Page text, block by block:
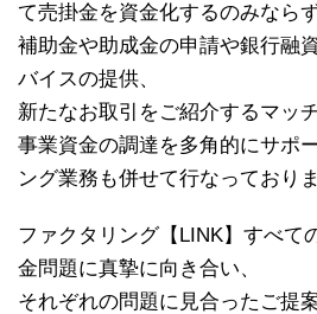
て売掛金を資金化するのみなら
補助金や助成金の申請や銀行融
バイスの提供、
新たなお取引をご紹介するマッ
事業資金の調達を多角的にサポ
ング業務も併せて行なっておりま
ファクタリング【LINK】すべて
金問題に真摯に向き合い、
それぞれの問題に見合ったご提